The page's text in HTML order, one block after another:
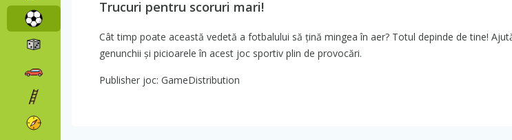
Trucuri pentru scoruri mari!
Cât timp poate această vedetă a fotbalului să țină mingea în aer? Totul depinde de tine!
genunchii și picioarele în acest joc sportiv plin de provocări.
Publisher joc: GameDistribution